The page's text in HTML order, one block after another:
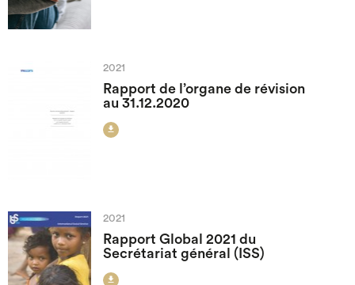
2021
Rapport de l’organe de révision
au 31.12.2020

2021
Rapport Global 2021 du
Secrétariat général (ISS)
